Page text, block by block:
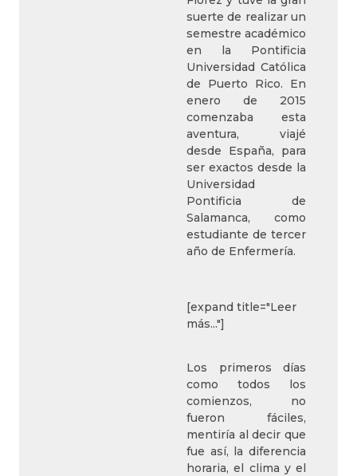
suerte de realizar un
semestre académico
en la Pontificia
Universidad Católica
de Puerto Rico. En
enero de 2015
comenzaba esta
aventura, viajé
desde España, para
ser exactos desde la
Universidad
Pontificia de
Salamanca, como
estudiante de tercer
año de Enfermería.
[expand title="Leer
más..."]
Los primeros días
como todos los
comienzos, no
fueron fáciles,
mentiría al decir que
fue así, la diferencia
horaria, el clima y el